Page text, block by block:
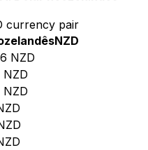
currency pair
NZD
NZD
NZD
NZD